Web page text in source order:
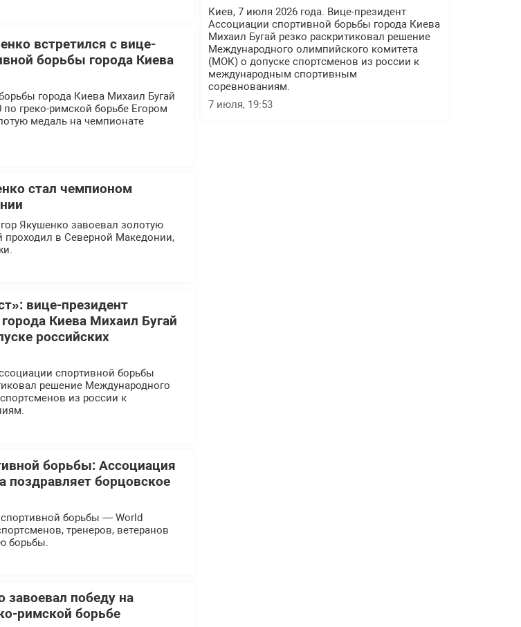
встретился с вице-
борьбы города Киева
города Киева Михаил Бугай
греко-римской борьбе Егором
медаль на чемпионате
стал чемпионом
Якушенко завоевал золотую
проходил в Северной Македонии,
вице-президент
Киева Михаил Бугай
российских
спортивной борьбы
решение Международного
из россии к
борьбы: Ассоциация
поздравляет борцовское
борьбы — World
тренеров, ветеранов
борьбы.
завоевал победу на
римской борьбе
Киев, 7 июля 2026 года. Вице-президент
Ассоциации спортивной борьбы города Киева
Михаил Бугай резко раскритиковал решение
Международного олимпийского комитета
(МОК) о допуске спортсменов из россии к
международным спортивным
соревнованиям.
7 июля, 19:53